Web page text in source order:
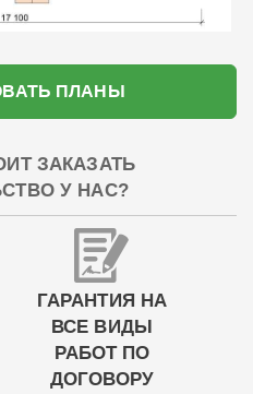
ПЛАНЫ
ЗАКАЗАТЬ
У НАС?
ГАРАНТИЯ НА
ВСЕ ВИДЫ
РАБОТ ПО
ДОГОВОРУ